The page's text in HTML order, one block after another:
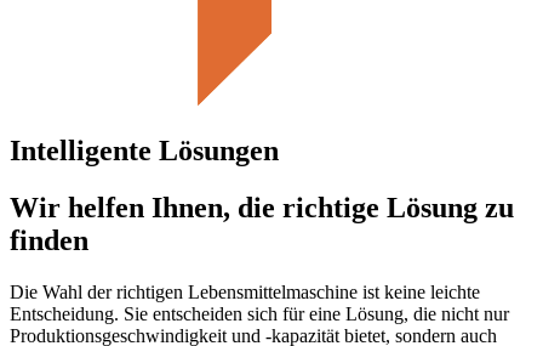
Intelligente Lösungen
Wir helfen Ihnen, die richtige Lösung zu
finden
Die Wahl der richtigen Lebensmittelmaschine ist keine leichte
Entscheidung. Sie entscheiden sich für eine Lösung, die nicht nur
Produktionsgeschwindigkeit und -kapazität bietet, sondern auch